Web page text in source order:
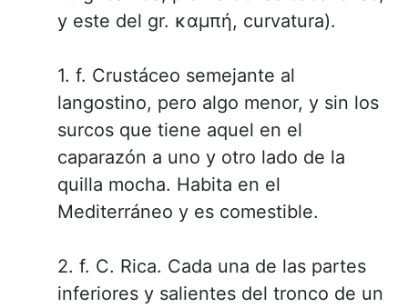
y este del gr. καμπή, curvatura).
1. f. Crustáceo semejante al
langostino, pero algo menor, y sin los
surcos que tiene aquel en el
caparazón a uno y otro lado de la
quilla mocha. Habita en el
Mediterráneo y es comestible.
2. f. C. Rica. Cada una de las partes
inferiores y salientes del tronco de un